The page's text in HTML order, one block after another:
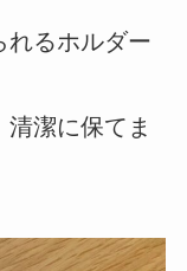
れるホルダー
潔に保てま